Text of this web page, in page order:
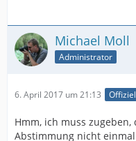
Michael Moll
Administrator
6. April 2017 um 21:13
Hmm, ich muss
Abstimmung nicht